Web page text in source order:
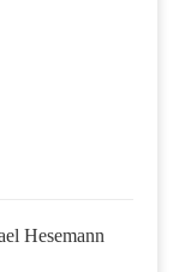
Hesemann